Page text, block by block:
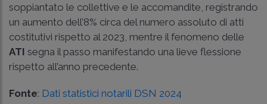
soppiantato le collettive e le accomandite, registrando
un aumento dell’8% circa del numero assoluto di atti
costitutivi rispetto al 2023, mentre il fenomeno delle
ATI segna il passo manifestando una lieve flessione
rispetto all’anno precedente.
Fonte: Dati statistici notarili DSN 2024